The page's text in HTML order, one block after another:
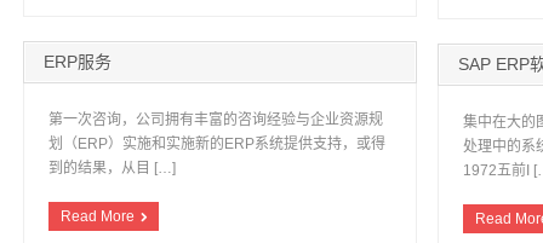
ERP服务
第一次咨询，公司拥有丰富的咨询经验与企业资源规
划（ERP）实施和实施新的ERP系统提供支持，或得
到的结果，从目 […]
Read More
SAP ERP
集中在大的
处理中的系
1972五前I
Read